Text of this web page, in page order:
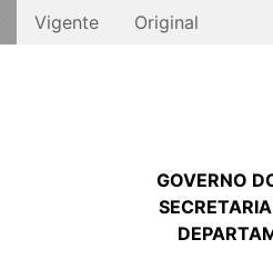
Vigente Original
GOVERNO